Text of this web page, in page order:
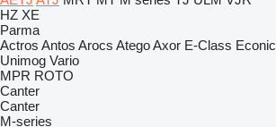
HZ XE
Parma
Actros Antos Arocs AtegoAxor E-Class Econic
Unimog Vario
MPR ROTO
Canter
Canter
M-series